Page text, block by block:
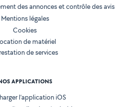
des annonces et contrôle des avis
Mentions légales
Cookies
de matériel
de services
APPLICATIONS
l’application iOS